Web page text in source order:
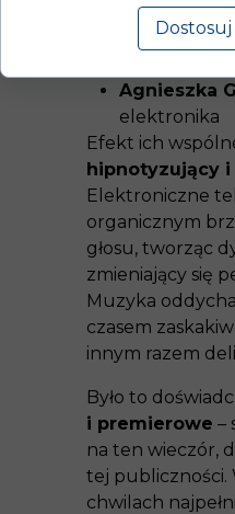
elektronika
Łukasz
Agnieszka
elektronika
Efekt ich
hipnotyzujący
Elektroniczne
organicznym
głosu, tworząc
zmieniający się
Muzyka
czasem
innym razem
Było to
i premierowe –
na ten wieczór,
tej publiczności.
chwilach
Dostosuj